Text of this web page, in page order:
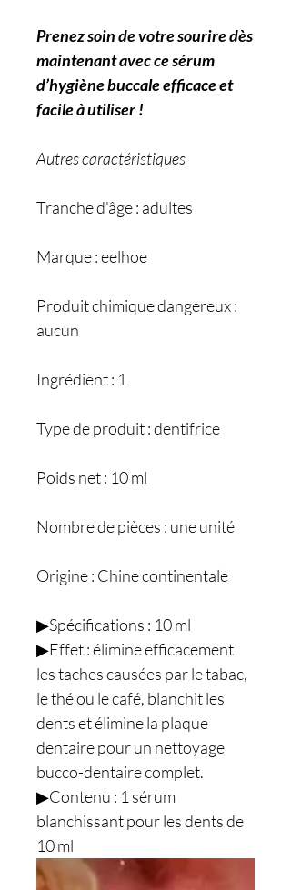
Prenez soin de votre sourire dès
maintenant avec ce sérum
d’hygiène buccale efficace et
facile à utiliser !
Autres caractéristiques
Tranche d'âge : adultes
Marque : eelhoe
Produit chimique dangereux :
aucun
Ingrédient : 1
Type de produit : dentifrice
Poids net : 10 ml
Nombre de pièces : une unité
Origine : Chine continentale
▶Spécifications : 10 ml
▶Effet : élimine efficacement
les taches causées par le tabac,
le thé ou le café, blanchit les
dents et élimine la plaque
dentaire pour un nettoyage
bucco-dentaire complet.
▶Contenu : 1 sérum
blanchissant pour les dents de
10 ml